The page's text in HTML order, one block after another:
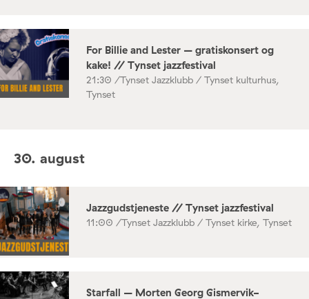
For Billie and Lester – gratiskonsert og
kake! // Tynset jazzfestival
21:30 /Tynset Jazzklubb / Tynset kulturhus,
Tynset
30. august
Jazzgudstjeneste // Tynset jazzfestival
11:00 /Tynset Jazzklubb / Tynset kirke, Tynset
Starfall – Morten Georg Gismervik-